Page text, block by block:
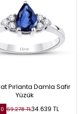
Pırlanta Damla Safir
Yüzük
69.278TL34.639 TL